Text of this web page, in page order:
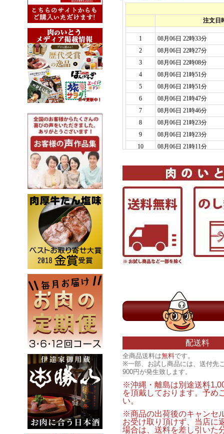
配送料
全商品送料は無料です。
※一部、お試し商品には、送付先
900円が発生致します。
※沖縄・離島は別途送料
を頂戴しております。予め
い。
※商品の出荷後のキャンセ
お受け取り頂けず、当店に
場合は、送料を差し引いた